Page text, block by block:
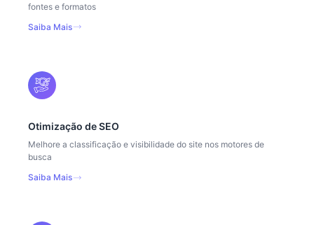
fontes e formatos
Saiba Mais
Otimização de SEO
Melhore a classificação e visibilidade do site nos motores de
busca
Saiba Mais